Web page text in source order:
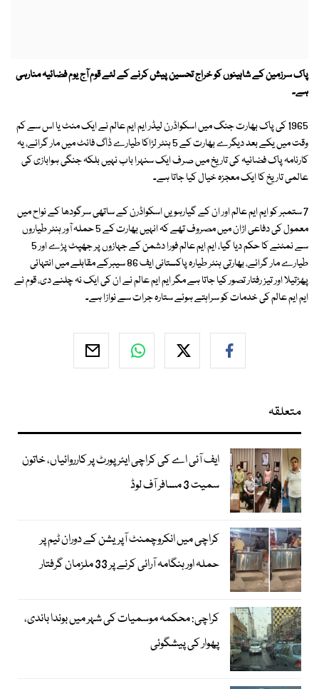
پاک سرزمین کے شاہینوں کو خراج تحسین پیش کرنے کے لئے قوم آج یوم فضائیہ منارہی
ہے۔
1965 کی پاک بھارت جنگ میں اسکواڈرن لیڈر ایم ایم عالم نے ایک منٹ یا اس سے کم
وقت میں یکے بعد دیگرے بھارت کے 5 ہنٹر لڑاکا طیارے ڈاگ فائٹ میں مار گرائے، یہ
کارنامہ پاک فضائیہ کی تاریخ میں صرف ایک سنہرا باب نہیں بلکہ جنگی ہوابازی کی
عالمی تاریخ کا ایک معجزہ خیال کیا جاتا ہے۔
7 ستمبر کو ایم ایم عالم اور ان کے گیارہویں اسکواڈرن کے ساتھی سرگودھا کے نواح میں
معمول کی دفاعی اڑان میں مصروف تھے کہ انہیں بھارت کے 5 حملہ آور ہنٹر طیاروں
سے نمٹنے کا حکم دیا گیا، ایم ایم عالم فورا دشمن کے جہازوں پر جھپٹ پڑے اور 5
طیارے مار گرائے، بھارتی ہنٹر طیارہ پاکستانی ایف 86 سیبرکے مقابلے میں انتہائی
پھڑتیلا اور تیز رفتار تصور کیا جاتا ہے مگر ایم ایم عالم نے ان کی ایک نہ چلنے دی، قوم نے
ایم ایم عالم کی خدمات کو سراہتے ہوئے ستارہ جرات سے نوازا ہے۔
متعلقہ
ایف آئی اے کی کراچی ایئرپورٹ پر کارروائیاں، خاتون
سمیت 3 مسافر آف لوڈ
کراچی میں انکروچمنٹ آپریشن کے دوران ٹیم پر
حملہ اور ہنگامہ آرائی کرنے پر 33 ملزمان گرفتار
کراچی: محکمہ موسمیات کی شہر میں بوندا باندی،
پھوار کی پیشگوئی